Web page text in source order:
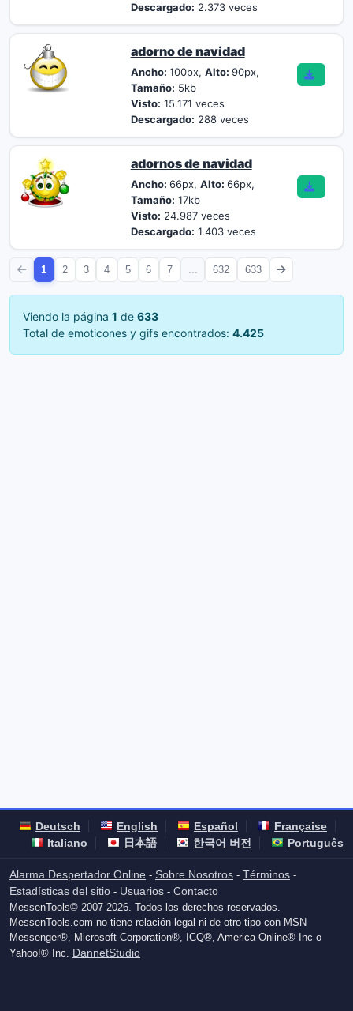
Descargado: 2.373 veces
adorno de navidad
Ancho: 100px, Alto: 90px,
Tamaño: 5kb
Visto: 15.171 veces
Descargado: 288 veces
adornos de navidad
Ancho: 66px, Alto: 66px,
Tamaño: 17kb
Visto: 24.987 veces
Descargado: 1.403 veces
1 2 3 4 5 6 7 632 633
Viendo la página 1 de 633
Total de emoticones y gifs encontrados: 4.425
Deutsch English Español
Française
Italiano
日本語 한국어 버전 Português
Alarma Despertador Online - Sobre Nosotros - Términos -
Estadísticas del sitio - Usuarios - Contacto
MessenTools© 2007-2026. Todos los derechos reservados.
MessenTools.com no tiene relación legal ni de otro tipo con MSN
Messenger®, Microsoft Corporation®, ICQ®, America Online® Inc o
Yahoo!® Inc. DannetStudio